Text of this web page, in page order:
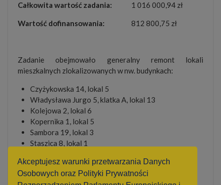
Akceptujesz warunki przetwarzania Danych
Osobowych oraz Polityki Prywatności
Całkowita wartość zadania: 1 016 000,94 zł
Wartość dofinansowania: 812 800,75 zł
Zadanie obejmowało generalny remont lokali
mieszkalnych zlokalizowanych w nw. budynkach:
Czyżykowska 14, lokal 5
Władysława Jurgo 5, klatka A, lokal 13
Kolejowa 2, lokal 6
Kopernika 1, lokal 5
Sambora 19, lokal 3
Staszica 8, lokal 1
Tetmajera 6, lokal 5